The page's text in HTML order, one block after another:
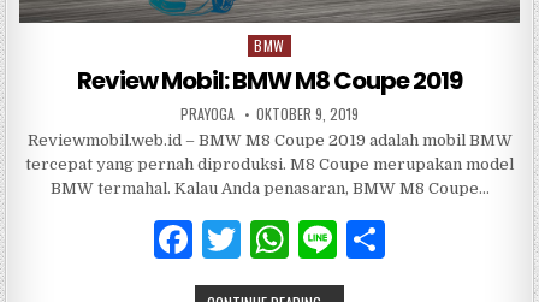
Posted
in
BMW
Review Mobil: BMW M8 Coupe 2019
PRAYOGA OKTOBER 9, 2019
Reviewmobil.web.id – BMW M8 Coupe 2019 adalah mobil BMW
tercepat yang pernah diproduksi. M8 Coupe merupakan model
BMW termahal. Kalau Anda penasaran, BMW M8 Coupe…
F
a
T
w
W
h
Li
n